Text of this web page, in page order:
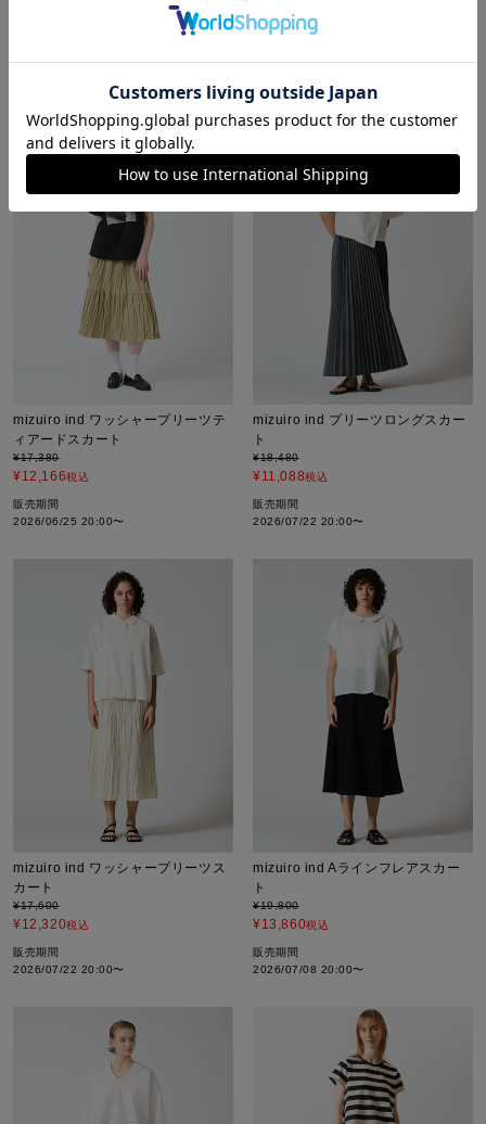
¥16,016税込
mizuiro ind ワッシャープリーツテ
ィアードスカート
¥17,380
¥12,166税込
販売期間
2026/06/25 20:00〜
mizuiro ind プリーツロングスカー
ト
¥18,480
¥11,088税込
販売期間
2026/07/22 20:00〜
mizuiro ind ワッシャープリーツス
カート
¥17,600
¥12,320税込
販売期間
2026/07/22 20:00〜
mizuiro ind Aラインフレアスカー
ト
¥19,800
¥13,860税込
販売期間
2026/07/08 20:00〜